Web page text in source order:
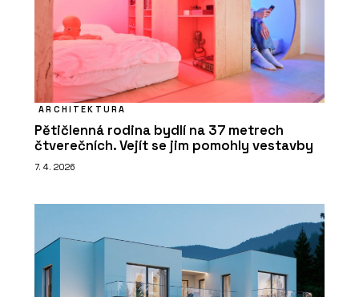
ARCHITEKTURA
Pětičlenná rodina bydlí na 37 metrech
čtverečních. Vejít se jim pomohly vestavby
7. 4. 2026